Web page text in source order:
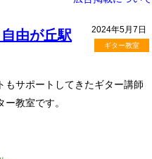
2024年5月7日
ギター教室
由が丘駅
もサポートしてきたギター講師
教室です。